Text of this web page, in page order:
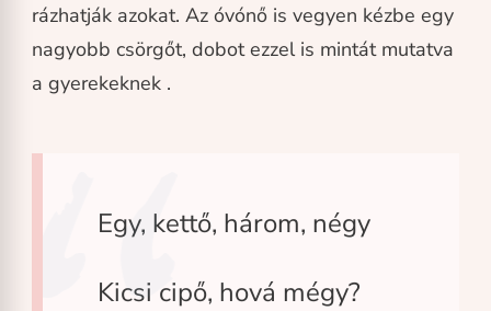
rázhatják azokat. Az óvónő is vegyen kézbe egy
nagyobb csörgőt, dobot ezzel is mintát mutatva
a gyerekeknek .
Egy, kettő, három, négy
Kicsi cipő, hová mégy?